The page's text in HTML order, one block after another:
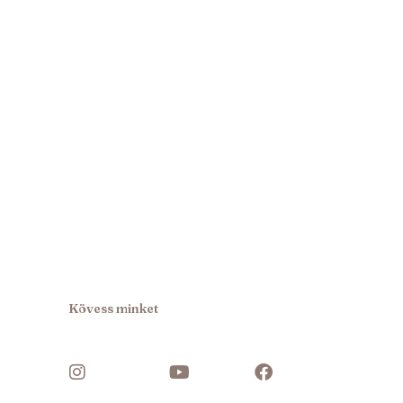
Kövess minket